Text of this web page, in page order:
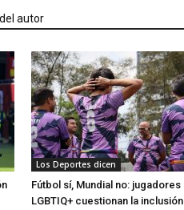
autor
Los Deportes dicen
Fútbol sí, Mundial no: jugadores
LGBTIQ+ cuestionan la inclusión